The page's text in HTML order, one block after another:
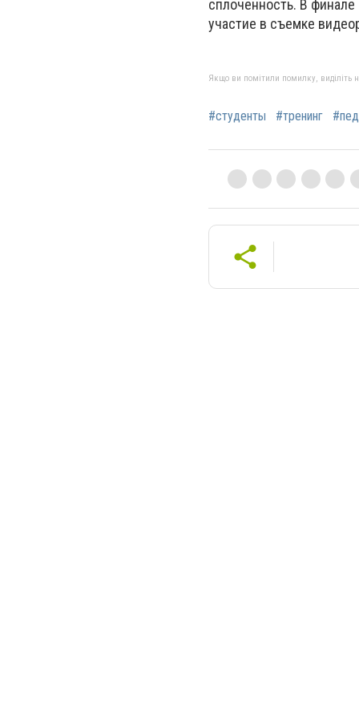
сплоченность. В
участие в съемке
Якщо ви помітили помилку, виділіть
#студенты #тренинг